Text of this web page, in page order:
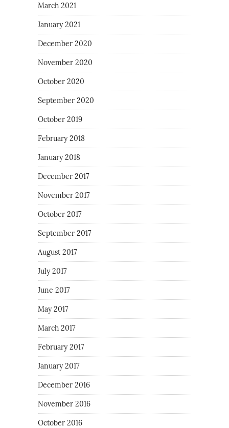
March 2021
January 2021
December 2020
November 2020
October 2020
September 2020
October 2019
February 2018
January 2018
December 2017
November 2017
October 2017
September 2017
August 2017
July 2017
June 2017
May 2017
March 2017
February 2017
January 2017
December 2016
November 2016
October 2016